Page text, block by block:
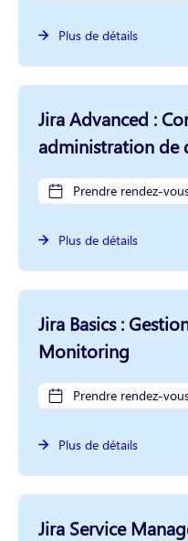
Plus de détails
Jira Advanced :
administration de
Prendre rendez-
Plus de détails
Jira Basics :
Monitoring
Prendre rendez-
Plus de détails
Jira Service